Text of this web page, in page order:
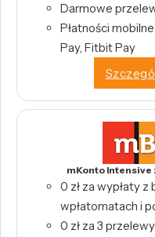
Darmowe
Płatności
Pay, Fitbit Pay
mKonto Intensive
0 zł za wypłaty
wpłatomatach i
0 zł za 3